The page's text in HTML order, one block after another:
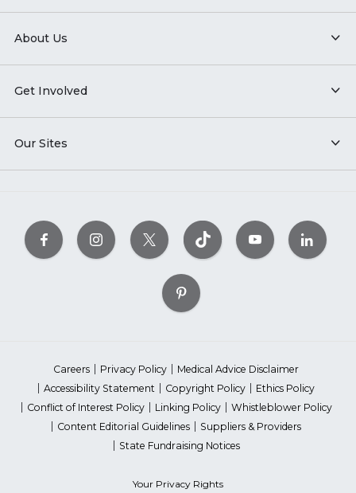
About Us
Get Involved
Our Sites
Careers Privacy Policy
Medical Advice Disclaimer
Accessibility Statement
Copyright Policy
Ethics Policy
Conflict of Interest Policy
Linking Policy
Whistleblower Policy
Content Editorial Guidelines
Suppliers & Providers
State Fundraising Notices
Your Privacy Rights